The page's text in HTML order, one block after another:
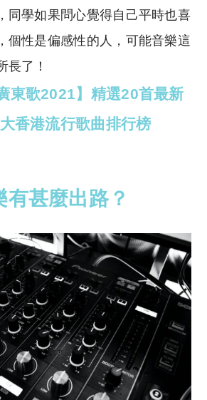
同學如果問心覺得自己平時也喜
個性是偏感性的人，可能音樂這
長了！
東歌2021】精選20首最新
香港流行歌曲排行榜
有甚麼出路？